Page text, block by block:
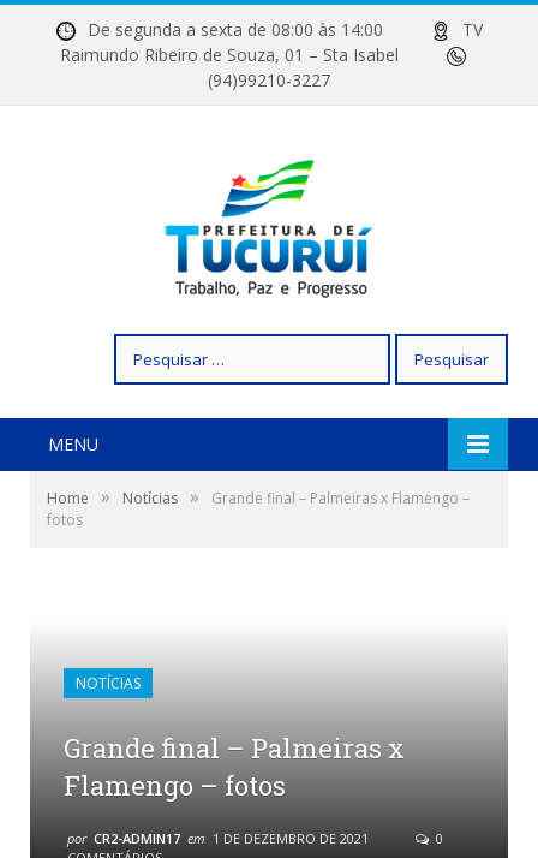
De segunda a sexta de 08:00 às 14:00
TV
Raimundo Ribeiro de Souza, 01 – Sta Isabel
(94)99210-3227
por:
MENU
Home » Notícias »
Grande final – Palmeiras x Flamengo –
fotos
NOTÍCIAS
Grande final – Palmeiras x
Flamengo – fotos
por CR2-ADMIN17 em 1 DE DEZEMBRO DE 2021
0